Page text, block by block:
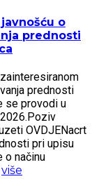
o
prednosti
prednosti
se provodi u
OVDJENacrt
pri upisu
o načinu
više